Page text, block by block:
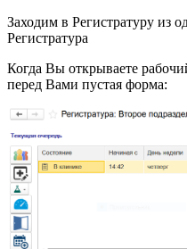
Заходим в Регистратуру из
Регистратура
Когда Вы открываете
перед Вами пустая форма: